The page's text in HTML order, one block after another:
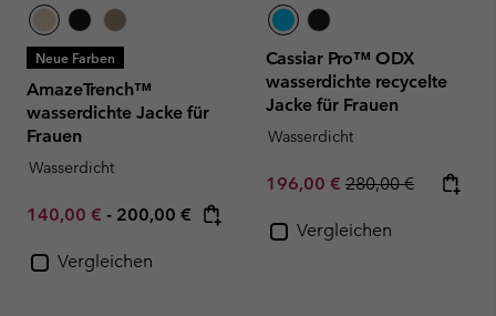
Neue Farben
AmazeTrench™
wasserdichte Jacke für
Frauen
Wasserdicht
Minimum sale price:
140,00 € - Maximum price:
200,00 €
Vergleichen
Cassiar Pro™ ODX
wasserdichte recycelte
Jacke für Frauen
Wasserdicht
Sale price:
196,00 € Regular price:
280,00 €
Vergleichen